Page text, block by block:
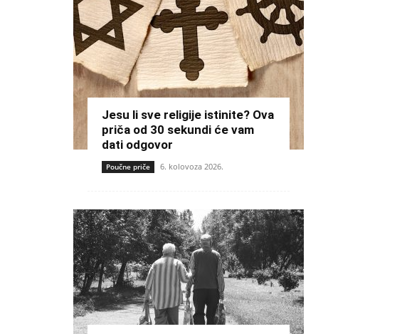
Jesu li sve religije istinite? Ova
priča od 30 sekundi će vam
dati odgovor
Poučne priče 6. kolovoza 2026.